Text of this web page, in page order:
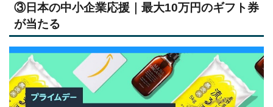
③日本の中小企業応援｜最大10万円のギフト券
が当たる